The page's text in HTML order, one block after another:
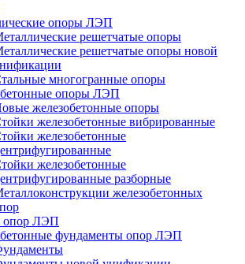
опоры ЛЭП
решетчатые опоры
решетчатые опоры новой
многогранные опоры
опоры ЛЭП
железобетонные опоры
железобетонные вибрированные
железобетонные
железобетонные
разборные
железобетонных
опор ЛЭП
фундаменты опор ЛЭП